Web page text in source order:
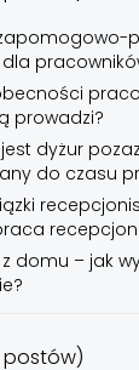
dla
prowadzi?
dyżur
do czasu
domu – jak
postów)